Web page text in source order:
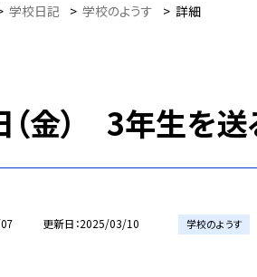
学校日記 > 学校のようす > 詳細
金） 3年生を送
更新日 2025/03/10 学校のようす